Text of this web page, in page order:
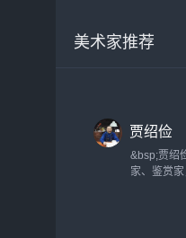
美术家推荐
贾绍俭
&bsp;贾绍
家、鉴赏